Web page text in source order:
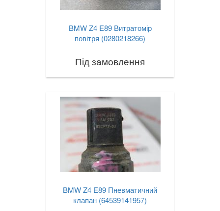
BMW Z4 E89 Витратомір
повітря (0280218266)
Під замовлення
BMW Z4 E89 Пневматичний
клапан (64539141957)